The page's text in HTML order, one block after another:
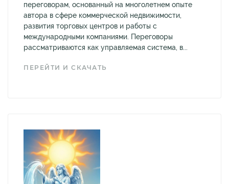
переговорам, основанный на многолетнем опыте
автора в сфере коммерческой недвижимости,
развития торговых центров и работы с
международными компаниями. Переговоры
рассматриваются как управляемая система, в...
ПЕРЕЙТИ И СКАЧАТЬ